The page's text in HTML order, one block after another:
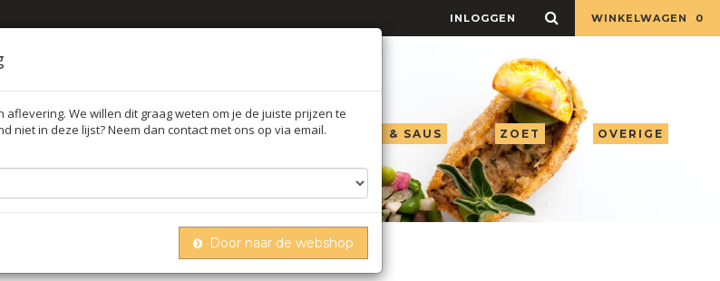
WINKELWAGEN 0
INLOGGEN
OLIE AZIJN & SAUS ZOET OVERIGE
oplosbaar gelatinepoeder), 500 g
aflevering. We willen dit graag weten om je de juiste prijzen te
niet in deze lijst? Neem dan contact met ons op via email.
Door naar de webshop